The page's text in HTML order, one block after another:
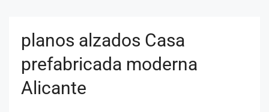
planos alzados Casa
prefabricada moderna
Alicante